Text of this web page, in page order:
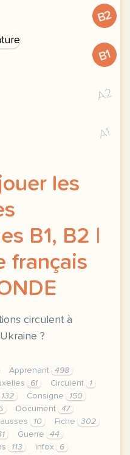
B2
B1
A2
A1
les
B1, B2 |
français
circulent à
?
Apprenant
498
61 Circulent
1
132 Consigne
150
Document
47
10 Fiche
302
Guerre
44
113 Infox
6